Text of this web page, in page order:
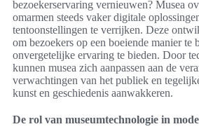
bezoekerservaring vernieuwen? Musea
omarmen steeds vaker digitale
tentoonstellingen te verrijken. Deze
om bezoekers op een boeiende manier te
onvergetelijke ervaring te bieden. Door
kunnen musea zich aanpassen aan de
verwachtingen van het publiek en
kunst en geschiedenis aanwakkeren.
De rol van museumtechnologie in